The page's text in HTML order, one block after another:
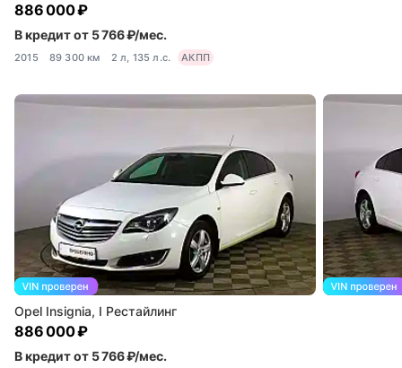
886 000 ₽
В кредит от 5 766 ₽/мес.
2015 89 300 км 2 л, 135 л.с. АКПП
Opel Insignia, I Рестайлинг
886 000 ₽
В кредит от 5 766 ₽/мес.